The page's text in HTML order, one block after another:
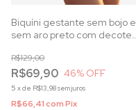
Biquíni gestante sem bojo e
sem aro preto com decote
anatômica
R$69,90
R$129,00
46% OFF
5 xde R$13,98sem juros
R$66,41comPix